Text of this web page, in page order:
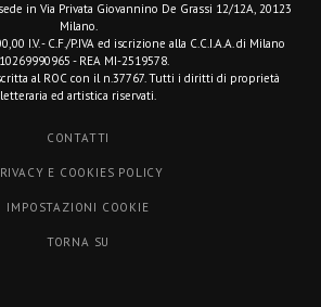
in Via Privata Giovannino De Grassi 12/12A, 20123
Milano.
I.V. - C.F./P.IVA ed iscrizione alla C.C.I.A.A. di Milano
- REA MI-2519578.
al ROC con il n.37767. Tutti i diritti di proprietà
letteraria ed artistica riservati.
CONTATTI
E COOKIES POLICY
IMPOSTAZIONI COOKIE
TORNA SU